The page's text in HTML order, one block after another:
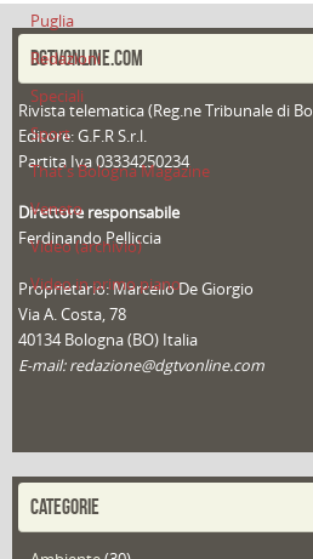
Puglia
Redazioni
Speciali
Sport
That's Bologna Magazine
Veneto
Video (archivio)
Video in primo piano
DGTVONLINE.COM
Rivista telematica (Reg.ne Tribunale di
Editore: G.F.R S.r.l.
Partita Iva 03334250234
Direttore responsabile
Ferdinando Pelliccia
Proprietario: Marcello De Giorgio
Via A. Costa, 78
40134 Bologna (BO) Italia
E-mail: redazione@dgtvonline.com
CATEGORIE